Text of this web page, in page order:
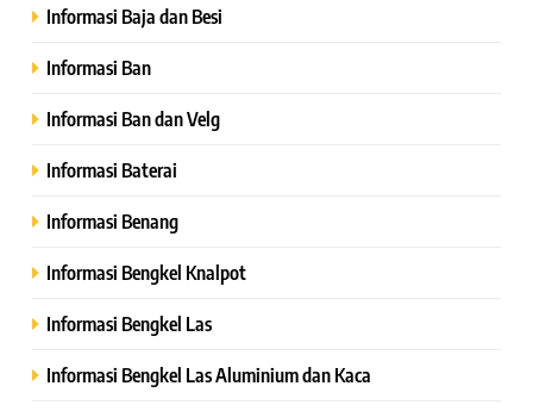
Informasi Baja dan Besi
Informasi Ban
Informasi Ban dan Velg
Informasi Baterai
Informasi Benang
Informasi Bengkel Knalpot
Informasi Bengkel Las
Informasi Bengkel Las Aluminium dan Kaca